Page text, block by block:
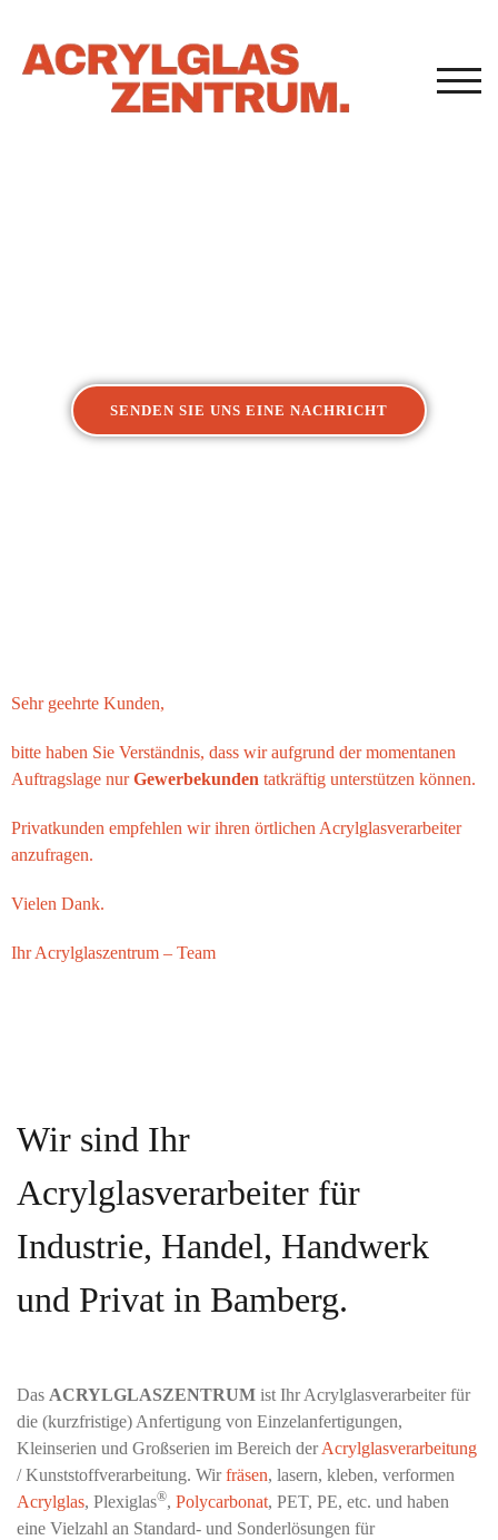
SENDEN SIE UNS EINE NACHRICHT
Sehr geehrte Kunden,
bitte haben Sie Verständnis, dass wir aufgrund der momentanen
Auftragslage nurGewerbekunden tatkräftig unterstützen können.
Privatkunden empfehlen wir ihren örtlichen Acrylglasverarbeiter
anzufragen.
Vielen Dank.
IhrAcrylglaszentrum – Team
Wir sind Ihr
Acrylglasverarbeiter für
Industrie, Handel, Handwerk
und Privat in Bamberg.
Das ACRYLGLASZENTRUM ist Ihr Acrylglasverarbeiter für
die (kurzfristige) Anfertigung von Einzelanfertigungen,
Kleinserien und Großserien im Bereich derAcrylglasverarbeitung
/ Kunststoffverarbeitung. Wirfräsen, lasern, kleben, verformen
Acrylglas, Plexiglas®, Polycarbonat, PET, PE, etc. und haben
eine Vielzahl an Standard- und Sonderlösungen für